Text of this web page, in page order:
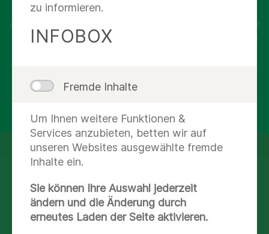
Verbindung zu Google Maps blockiert. Klicken Sie
anzusehen.
112
zu informieren.
INFOBOX
Fremde Inhalte
Um Ihnen weitere Funktionen &
Services anzubieten, betten wir auf
unseren Websites ausgewählte fremde
Inhalte ein.
Sie können Ihre Auswahl jederzeit
ändern und die Änderung durch
erneutes Laden der Seite aktivieren.